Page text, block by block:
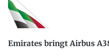
Emirates bringt Airbus